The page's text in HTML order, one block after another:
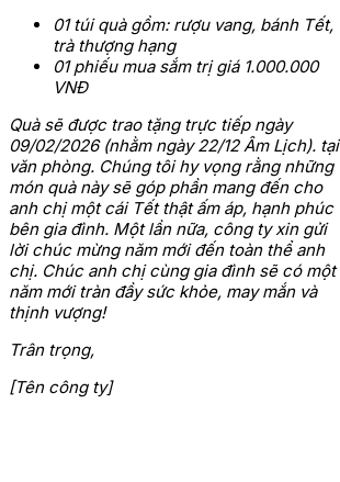
01 túi quà gồm: rượu vang, bánh Tết,
trà thượng hạng
01 phiếu mua sắm trị giá 1.000.000
VNĐ
Quà sẽ được trao tặng trực tiếp ngày
09/02/2026 (nhằm ngày 22/12 Âm Lịch). tại
văn phòng. Chúng tôi hy vọng rằng những
món quà này sẽ góp phần mang đến cho
anh chị một cái Tết thật ấm áp, hạnh phúc
bên gia đình. Một lần nữa, công ty xin gửi
lời chúc mừng năm mới đến toàn thể anh
chị. Chúc anh chị cùng gia đình sẽ có một
năm mới tràn đầy sức khỏe, may mắn và
thịnh vượng!
Trân trọng,
[Tên công ty]